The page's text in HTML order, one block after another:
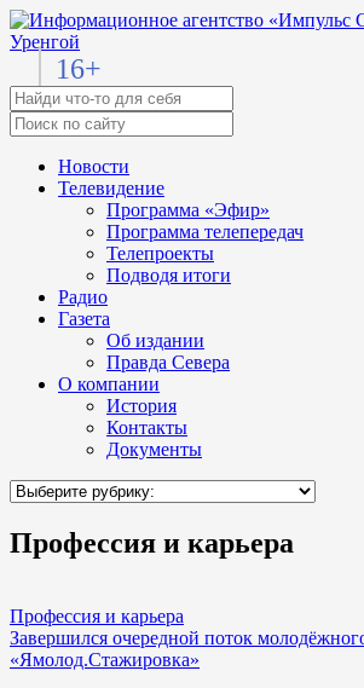
16+
Новости
Телевидение
Программа «Эфир»
Программа телепередач
Телепроекты
Подводя итоги
Радио
Газета
Об издании
Правда Севера
О компании
История
Контакты
Документы
Профессия и карьера
Профессия и карьера
Завершился очередной поток
«Ямолод.Стажировка»